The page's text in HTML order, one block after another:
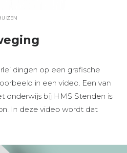
dingen op een grafische
in een video. Een van
onderwijs bij HMS Stenden is
In deze video wordt dat